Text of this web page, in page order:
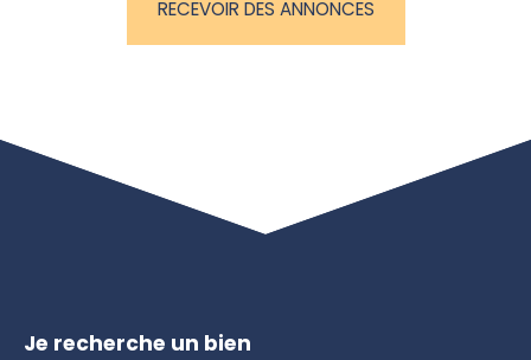
RECEVOIR DES ANNONCES
Je recherche un bien